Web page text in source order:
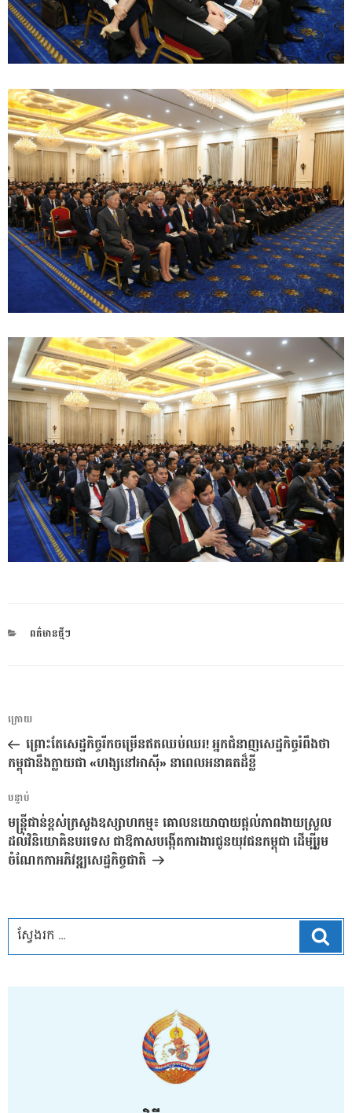
CATEGORIES
ពត៌មានថ្មីៗ
ការ​
នាំទិស​
ប្រកាស
អត្ថបទ
មុន
ក្រោយ
ព្រោះតែសេដ្ឋកិច្ចរីកចម្រើនឥតឈប់ឈរ! អ្នកជំនាញសេដ្ឋកិច្ចរំពឹងថា
កម្ពុជានឹងក្លាយជា «ហង្សនៅអាស៊ី» នាពេលអនាគតដ៏ខ្លី
អត្ថបទ
បន្ទាប់
បន្ទាប់
មន្ត្រីជាន់ខ្ពស់ក្រសួងឧស្សាហកម្ម៖ គោលនយោបាយផ្តល់ភាពងាយស្រួល
ដល់វិនិយោគិនបរទេស ជាឱកាសបង្កើតការងារជូនយុវជនកម្ពុជា ដើម្បីរួម
ចំណែកកាអភិវឌ្ឍសេដ្ឋកិច្ចជាតិ